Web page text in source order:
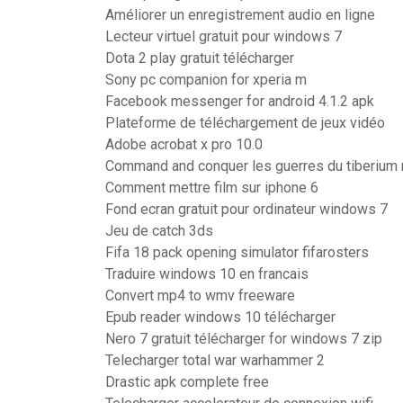
Améliorer un enregistrement audio en ligne
Lecteur virtuel gratuit pour windows 7
Dota 2 play gratuit télécharger
Sony pc companion for xperia m
Facebook messenger for android 4.1.2 apk
Plateforme de téléchargement de jeux vidéo
Adobe acrobat x pro 10.0
Command and conquer les guerres du tiberium
Comment mettre film sur iphone 6
Fond ecran gratuit pour ordinateur windows 7
Jeu de catch 3ds
Fifa 18 pack opening simulator fifarosters
Traduire windows 10 en francais
Convert mp4 to wmv freeware
Epub reader windows 10 télécharger
Nero 7 gratuit télécharger for windows 7 zip
Telecharger total war warhammer 2
Drastic apk complete free